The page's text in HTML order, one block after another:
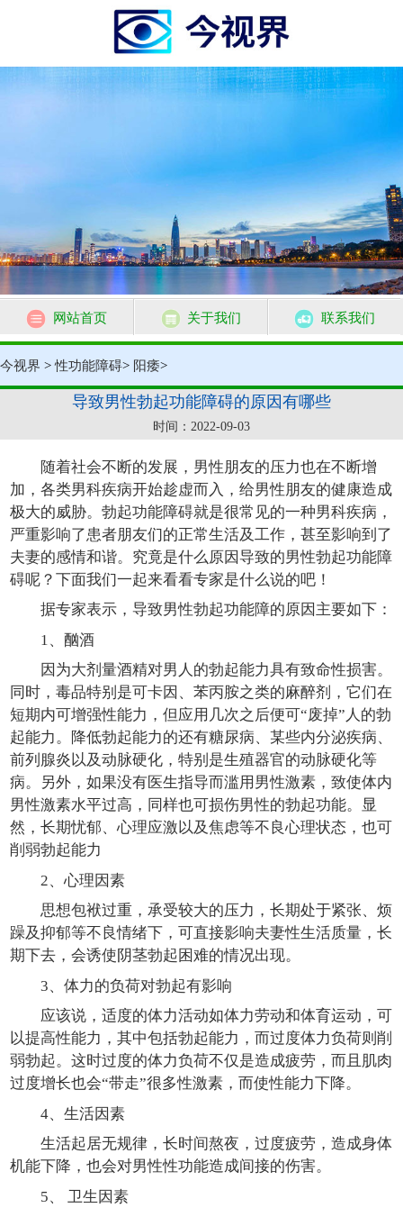
网站首页 关于我们 联系我们
今视界 >性功能障碍> 阳痿>
导致男性勃起功能障碍的原因有哪些
时间：2022-09-03
随着社会不断的发展，男性朋友的压力也在不断增
加，各类男科疾病开始趁虚而入，给男性朋友的健康造成
极大的威胁。勃起功能障碍就是很常见的一种男科疾病，
严重影响了患者朋友们的正常生活及工作，甚至影响到了
夫妻的感情和谐。究竟是什么原因导致的男性勃起功能障
碍呢？下面我们一起来看看专家是什么说的吧！
据专家表示，导致男性勃起功能障的原因主要如下：
1、酗酒
因为大剂量酒精对男人的勃起能力具有致命性损害。
同时，毒品特别是可卡因、苯丙胺之类的麻醉剂，它们在
短期内可增强性能力，但应用几次之后便可“废掉”人的勃
起能力。降低勃起能力的还有糖尿病、某些内分泌疾病、
前列腺炎以及动脉硬化，特别是生殖器官的动脉硬化等
病。另外，如果没有医生指导而滥用男性激素，致使体内
男性激素水平过高，同样也可损伤男性的勃起功能。显
然，长期忧郁、心理应激以及焦虑等不良心理状态，也可
削弱勃起能力
2、心理因素
思想包袱过重，承受较大的压力，长期处于紧张、烦
躁及抑郁等不良情绪下，可直接影响夫妻性生活质量，长
期下去，会诱使阴茎勃起困难的情况出现。
3、体力的负荷对勃起有影响
应该说，适度的体力活动如体力劳动和体育运动，可
以提高性能力，其中包括勃起能力，而过度体力负荷则削
弱勃起。这时过度的体力负荷不仅是造成疲劳，而且肌肉
过度增长也会“带走”很多性激素，而使性能力下降。
4、生活因素
生活起居无规律，长时间熬夜，过度疲劳，造成身体
机能下降，也会对男性性功能造成间接的伤害。
5、 卫生因素